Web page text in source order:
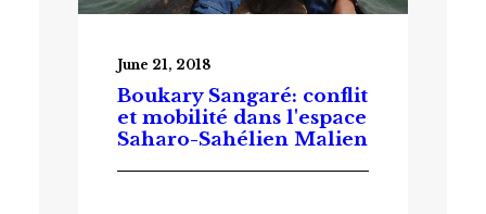
June 21, 2018
Boukary Sangaré: conflit
et mobilité dans l'espace
Saharo-Sahélien Malien